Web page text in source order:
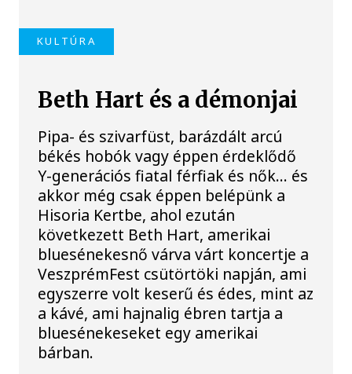
KULTÚRA
Beth Hart és a démonjai
Pipa- és szivarfüst, barázdált arcú
békés hobók vagy éppen érdeklődő
Y-generációs fiatal férfiak és nők… és
akkor még csak éppen belépünk a
Hisoria Kertbe, ahol ezután
következett Beth Hart, amerikai
bluesénekesnő várva várt koncertje a
VeszprémFest csütörtöki napján, ami
egyszerre volt keserű és édes, mint az
a kávé, ami hajnalig ébren tartja a
bluesénekeseket egy amerikai
bárban.